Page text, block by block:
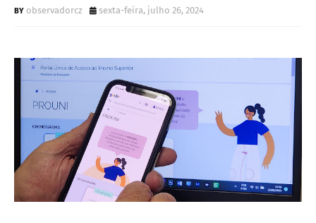
observadorcz sexta-feira, julho 26, 2024